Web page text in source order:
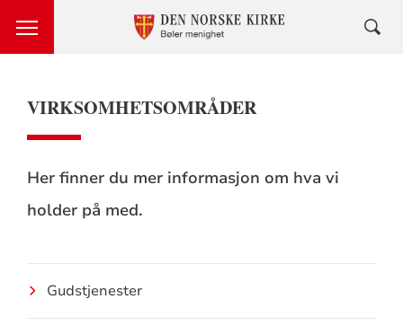
VIRKSOMHETSOMRÅDER
Her finner du mer informasjon om hva vi
holder på med.
Gudstjenester